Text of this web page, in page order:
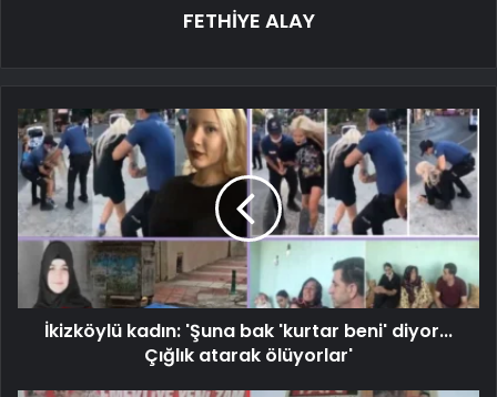
FETHİYE ALAY
İkizköylü kadın: 'Şuna bak 'kurtar beni' diyor...
Çığlık atarak ölüyorlar'